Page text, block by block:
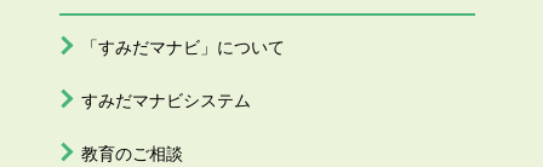
「すみだマナビ」について
すみだマナビシステム
教育のご相談